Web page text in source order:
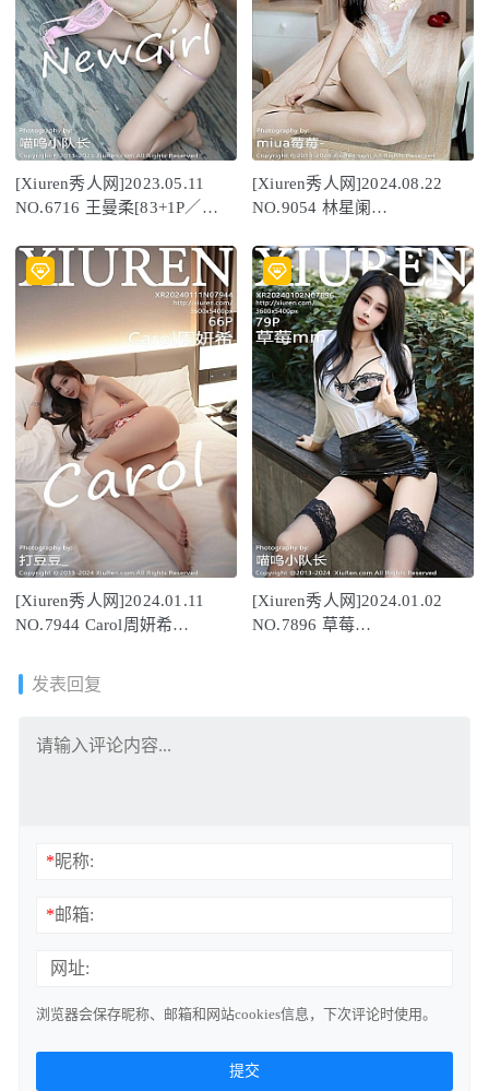
[Xiuren秀人网]2023.05.11
NO.6716 王曼柔[83+1P／
[Xiuren秀人网]2024.08.22
NO.9054 林星阑
[Xiuren秀人网]2024.01.11
NO.7944 Carol周妍希
[Xiuren秀人网]2024.01.02
NO.7896 草莓
发表回复
*昵称:
*邮箱:
网址:
浏览器会保存昵称、邮箱和网站cookies信息，下次评论时使用。